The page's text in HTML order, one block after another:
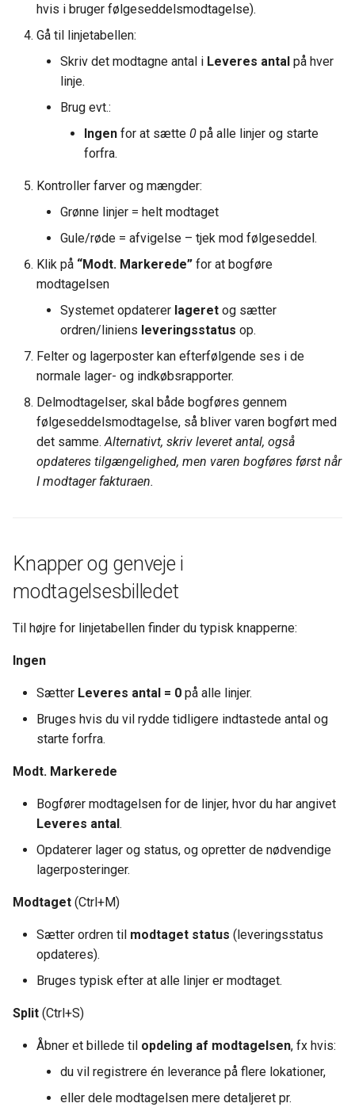
hvis i bruger følgeseddelsmodtagelse).
Gå til linjetabellen:
Skriv det modtagne antal i Leveres antal på hver
linje.
Brug evt.:
Ingen for at sætte 0 på alle linjer og starte
forfra.
Kontroller farver og mængder:
Grønne linjer = helt modtaget
Gule/røde = afvigelse – tjek mod følgeseddel.
Klik på “Modt. Markerede” for at bogføre
modtagelsen
Systemet opdaterer lageret og sætter
ordren/liniens leveringsstatus op.
Felter og lagerposter kan efterfølgende ses i de
normale lager- og indkøbsrapporter.
Delmodtagelser, skal både bogføres gennem
følgeseddelsmodtagelse, så bliver varen bogført med
det samme.Alternativt, skriv leveret antal, også
opdateres tilgængelighed, men varen bogføres først når
I modtager fakturaen.
Knapper og genveje i
modtagelsesbilledet
Til højre for linjetabellen finder du typisk knapperne:
Ingen
Sætter Leveres antal = 0 på alle linjer.
Bruges hvis du vil rydde tidligere indtastede antal og
starte forfra.
Modt. Markerede
Bogfører modtagelsen for de linjer, hvor du har angivet
Leveres antal .
Opdaterer lager og status, og opretter de nødvendige
lagerposteringer.
Modtaget (Ctrl+M)
Sætter ordren til modtaget status (leveringsstatus
opdateres).
Bruges typisk efter at alle linjer er modtaget.
Split (Ctrl+S)
Åbner et billede til opdeling af modtagelsen, fx hvis:
du vil registrere én leverance på flere lokationer,
eller dele modtagelsen mere detaljeret pr.